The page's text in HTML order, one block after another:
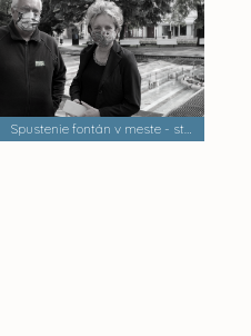
Spustenie fontán v meste - stretnutie s riaditeľkou SmsZ